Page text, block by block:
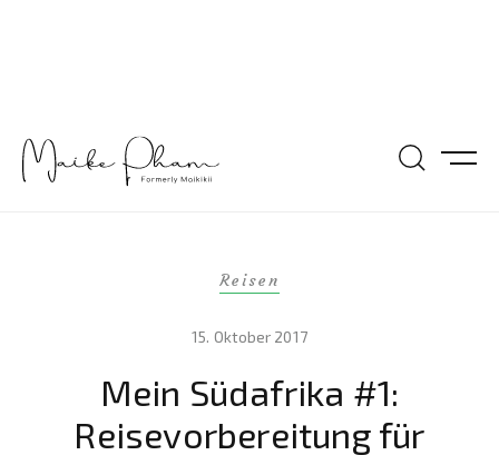
Reisen
15. Oktober 2017
Mein Südafrika #1:
Reisevorbereitung für